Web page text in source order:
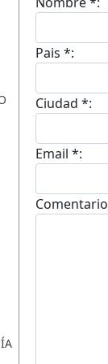
Pais *:
Ciudad *:
Email *: